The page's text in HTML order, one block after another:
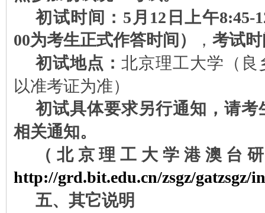
初试时间： 5月12日上午8:45-
00为考生正式作答时间） ， 考试
初试地点： 北京理工大学（良
以准考证为准）
初试具体要求另行通知，请
相关通知。
（北京理工大学港澳台
http://grd.bit.edu.cn/zsgz/gatzsgz/
五、其它说明